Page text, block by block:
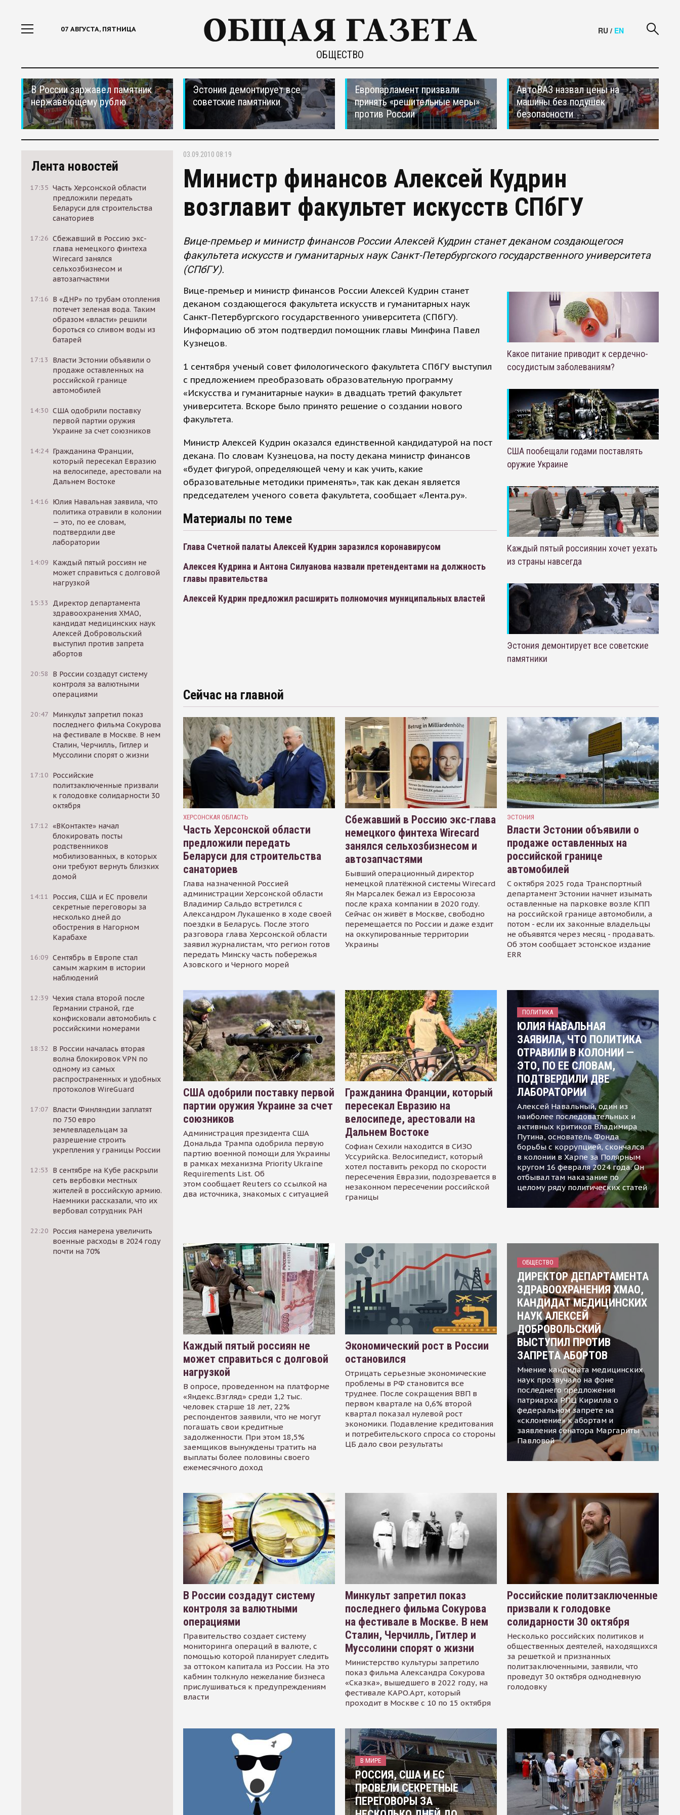
07 АВГУСТА, ПЯТНИЦА
ОБЩЕСТВО
RU / EN
В России заржавел памятник
нержавеющему рублю
Эстония демонтирует все
советские памятники
Европарламент призвали
принять «решительные меры»
против России
АвтоВАЗ назвал цены на
машины без подушек
безопасности
Лента новостей
17:35 Часть Херсонской области
предложили передать
Беларуси для строительства
санаториев
17:26 Сбежавший в Россию экс-
глава немецкого финтеха
Wirecard занялся
сельхозбизнесом и
автозапчастями
17:16 В «ДНР» по трубам отопления
потечет зеленая вода. Таким
образом «власти» решили
бороться со сливом воды из
батарей
17:13
Власти Эстонии объявили о
продаже оставленных на
российской границе
автомобилей
14:30 США одобрили поставку
первой партии оружия
Украине за счет союзников
14:24 Гражданина Франции,
который пересекал Евразию
на велосипеде, арестовали на
Дальнем Востоке
14:16 Юлия Навальная заявила, что
политика отравили в колонии
— это, по ее словам,
подтвердили две
лаборатории
14:09 Каждый пятый россиян не
может справиться с долговой
нагрузкой
15:33
Директор департамента
здравоохранения ХМАО,
кандидат медицинских наук
Алексей Добровольский
выступил против запрета
абортов
20:58
В России создадут систему
контроля за валютными
операциями
20:47 Минкульт запретил показ
последнего фильма Сокурова
на фестивале в Москве. В нем
Сталин, Черчилль, Гитлер и
Муссолини спорят о жизни
17:10 Российские
политзаключенные призвали
к голодовке солидарности 30
октября
17:12 «ВКонтакте» начал
блокировать посты
родственников
мобилизованных, в которых
они требуют вернуть близких
домой
14:11
Россия, США и ЕС провели
секретные переговоры за
несколько дней до
обострения в Нагорном
Карабахе
16:09 Сентябрь в Европе стал
самым жарким в истории
наблюдений
12:39 Чехия стала второй после
Германии страной, где
конфисковали автомобиль с
российскими номерами
18:32
В России началась вторая
волна блокировок VPN по
одному из самых
распространенных и удобных
протоколов WireGuard
17:07 Власти Финляндии заплатят
по 750 евро
землевладельцам за
разрешение строить
укрепления у границы России
12:53
В сентябре на Кубе раскрыли
сеть вербовки местных
жителей в российскую армию.
Наемники рассказали, что их
вербовал сотрудник РАН
22:20 Россия намерена увеличить
военные расходы в 2024 году
почти на 70%
03.09.2010 08:19
Министр финансов Алексей Кудрин
возглавит факультет искусств СПбГУ
Вице-премьер и министр финансов России Алексей Кудрин станет деканом создающегося
факультета искусств и гуманитарных наук Санкт-Петербургского государственного университета
(СПбГУ).
Вице-премьер и министр финансов России Алексей Кудрин станет
деканом создающегося факультета искусств и гуманитарных наук
Санкт-Петербургского государственного университета (СПбГУ).
Информацию об этом подтвердил помощник главы Минфина Павел
Кузнецов.
1 сентября ученый совет филологического факультета СПбГУ выступил
с предложением преобразовать образовательную программу
«Искусства и гуманитарные науки» в двадцать третий факультет
университета. Вскоре было принято решение о создании нового
факультета.
Министр Алексей Кудрин оказался единственной кандидатурой на пост
декана. По словам Кузнецова, на посту декана министр финансов
«будет фигурой, определяющей чему и как учить, какие
образовательные методики применять», так как декан является
председателем ученого совета факультета, сообщает «Лента.ру».
Материалы по теме
Глава Счетной палаты Алексей Кудрин заразился коронавирусом
Алексея Кудрина и Антона Силуанова назвали претендентами на должность
главы правительства
Алексей Кудрин предложил расширить полномочия муниципальных властей
Какое питание приводит к сердечно-
сосудистым заболеваниям?
США пообещали годами поставлять
оружие Украине
Каждый пятый россиянин хочет уехать
из страны навсегда
Эстония демонтирует все советские
памятники
Сейчас на главной
ХЕРСОНСКАЯ ОБЛАСТЬ
Часть Херсонской области
предложили передать
Беларуси для строительства
санаториев
Глава назначенной Россией
администрации Херсонской области
Владимир Сальдо встретился с
Александром Лукашенко в ходе своей
поездки в Беларусь. После этого
разговора глава Херсонской области
заявил журналистам, что регион готов
передать Минску часть побережья
Азовского и Черного морей
Сбежавший в Россию экс-глава
немецкого финтеха Wirecard
занялся сельхозбизнесом и
автозапчастями
Бывший операционный директор
немецкой платёжной системы Wirecard
Ян Марсалек бежал из Евросоюза
после краха компании в 2020 году.
Сейчас он живёт в Москве, свободно
перемещается по России и даже ездит
на оккупированные территории
Украины
ЭСТОНИЯ
Власти Эстонии объявили о
продаже оставленных на
российской границе
автомобилей
С октября 2025 года Транспортный
департамент Эстонии начнет изымать
оставленные на парковке возле КПП
на российской границе автомобили, а
потом - если их законные владельцы
не объявятся через месяц - продавать.
Об этом сообщает эстонское издание
ERR
США одобрили поставку первой
партии оружия Украине за счет
союзников
Администрация президента США
Дональда Трампа одобрила первую
партию военной помощи для Украины
в рамках механизма Priority Ukraine
Requirements List. Об
этом сообщает Reuters со ссылкой на
два источника, знакомых с ситуацией
Гражданина Франции, который
пересекал Евразию на
велосипеде, арестовали на
Дальнем Востоке
Софиан Сехили находится в СИЗО
Уссурийска. Велосипедист, который
хотел поставить рекорд по скорости
пересечения Евразии, подозревается в
незаконном пересечении российской
границы
ПОЛИТИКА
ЮЛИЯ НАВАЛЬНАЯ
ЗАЯВИЛА, ЧТО ПОЛИТИКА
ОТРАВИЛИ В КОЛОНИИ —
ЭТО, ПО ЕЕ СЛОВАМ,
ПОДТВЕРДИЛИ ДВЕ
ЛАБОРАТОРИИ
Алексей Навальный, один из
наиболее последовательных и
активных критиков Владимира
Путина, основатель Фонда
борьбы с коррупцией, скончался
в колонии в Харпе за Полярным
кругом 16 февраля 2024 года. Он
отбывал там наказание по
целому ряду политических статей
Каждый пятый россиян не
может справиться с долговой
нагрузкой
В опросе, проведенном на платформе
«Яндекс.Взгляд» среди 1,2 тыс.
человек старше 18 лет, 22%
респондентов заявили, что не могут
погашать свои кредитные
задолженности. При этом 18,5%
заемщиков вынуждены тратить на
выплаты более половины своего
ежемесячного доход
Экономический рост в России
остановился
Отрицать серьезные экономические
проблемы в РФ становится все
труднее. После сокращения ВВП в
первом квартале на 0,6% второй
квартал показал нулевой рост
экономики. Подавление кредитования
и потребительского спроса со стороны
ЦБ дало свои результаты
ОБЩЕСТВО
ДИРЕКТОР ДЕПАРТАМЕНТА
ЗДРАВООХРАНЕНИЯ ХМАО,
КАНДИДАТ МЕДИЦИНСКИХ
НАУК АЛЕКСЕЙ
ДОБРОВОЛЬСКИЙ
ВЫСТУПИЛ ПРОТИВ
ЗАПРЕТА АБОРТОВ
Мнение кандидата медицинских
наук прозвучало на фоне
последнего предложения
патриарха РПЦ Кирилла о
федеральном запрете на
«склонение» к абортам и
заявления сенатора Маргариты
Павловой
В России создадут систему
контроля за валютными
операциями
Правительство создает систему
мониторинга операций в валюте, с
помощью которой планирует следить
за оттоком капитала из России. На это
кабмин толкнуло нежелание бизнеса
прислушиваться к предупреждениям
власти
Минкульт запретил показ
последнего фильма Сокурова
на фестивале в Москве. В нем
Сталин, Черчилль, Гитлер и
Муссолини спорят о жизни
Министерство культуры запретило
показ фильма Александра Сокурова
«Сказка», вышедшего в 2022 году, на
фестивале КАРО.Арт, который
проходит в Москве с 10 по 15 октября
Российские политзаключенные
призвали к голодовке
солидарности 30 октября
Несколько российских политиков и
общественных деятелей, находящихся
за решеткой и признанных
политзаключенными, заявили, что
проведут 30 октября однодневную
голодовку
В МИРЕ
РОССИЯ, США И ЕС
ПРОВЕЛИ СЕКРЕТНЫЕ
ПЕРЕГОВОРЫ ЗА